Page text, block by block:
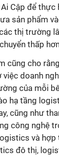
Cập để thực
sản phẩm
thị trường
thấp
cũng cho
việc doanh
của mỗi
hạ tầng
cũng như
công nghệ
và
đô thị,